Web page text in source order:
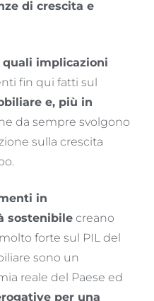
di crescita e
quali implicazioni
fin qui fatti sul
e, più in
da sempre svolgono
sulla crescita
in
sostenibile creano
forte sul PIL del
sono un
reale del Paese ed
per una